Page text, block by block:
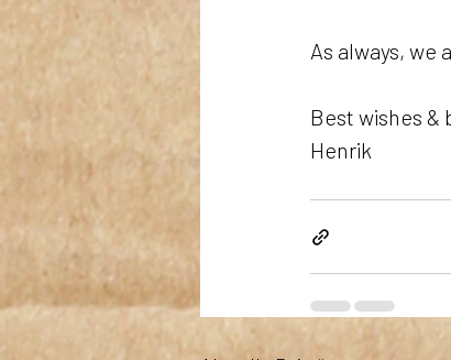
As always,
Best wishes &
Henrik